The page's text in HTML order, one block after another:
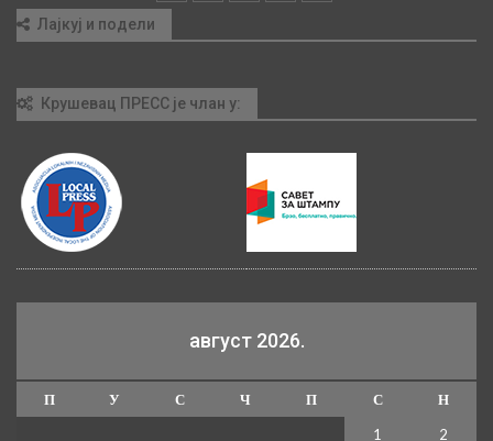
Лајкуј и подели
Крушевац ПРЕСС је члан у:
август 2026.
П У С Ч П С
Н
1
2